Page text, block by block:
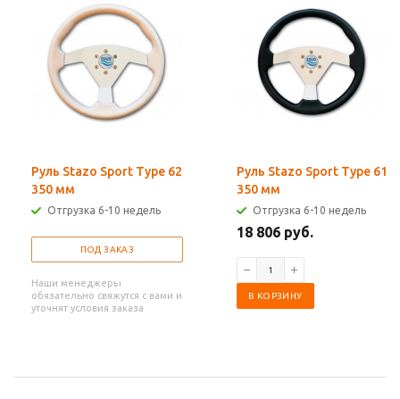
Руль Stazo Sport Type 62
350 мм
Отгрузка 6-10 недель
ПОД ЗАКАЗ
Наши менеджеры
обязательно свяжутся с вами и
уточнят условия заказа
Руль Stazo Sport Type 61
350 мм
Отгрузка 6-10 недель
18 806 руб.
В КОРЗИНУ